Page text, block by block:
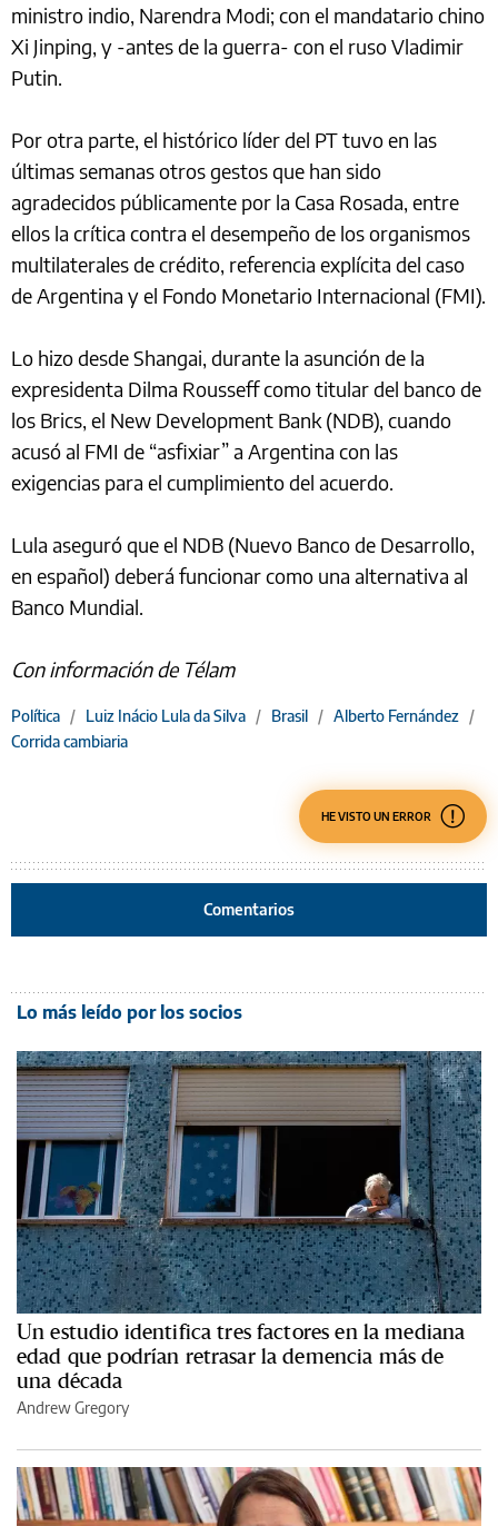
ministro indio, Narendra Modi; con el mandatario chino
Xi Jinping, y -antes de la guerra- con el ruso Vladimir
Putin.
Por otra parte, el histórico líder del PT tuvo en las
últimas semanas otros gestos que han sido
agradecidos públicamente por la Casa Rosada, entre
ellos la crítica contra el desempeño de los organismos
multilaterales de crédito, referencia explícita del caso
de Argentina y el Fondo Monetario Internacional (FMI).
Lo hizo desde Shangai, durante la asunción de la
expresidenta Dilma Rousseff como titular del banco de
los Brics, el New Development Bank (NDB), cuando
acusó al FMI de “asfixiar” a Argentina con las
exigencias para el cumplimiento del acuerdo.
Lula aseguró que el NDB (Nuevo Banco de Desarrollo,
en español) deberá funcionar como una alternativa al
Banco Mundial.
Con información de Télam
Política / Luiz Inácio Lula da Silva / Brasil / Alberto Fernández /
Corrida cambiaria
HE VISTO UN ERROR
Comentarios
Lo más leído por los socios
Un estudio identifica tres factores en la mediana
edad que podrían retrasar la demencia más de
una década
Andrew Gregory